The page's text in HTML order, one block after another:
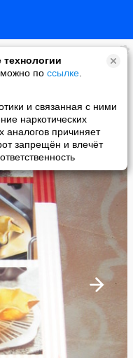
по ссылке
и связанная с ними
наркотических
аналогов причиняет
запрещён и влечёт